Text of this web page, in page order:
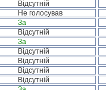
Відсутній
Не голосував
За
Відсутній
За
Відсутній
Відсутній
Відсутній
Відсутній